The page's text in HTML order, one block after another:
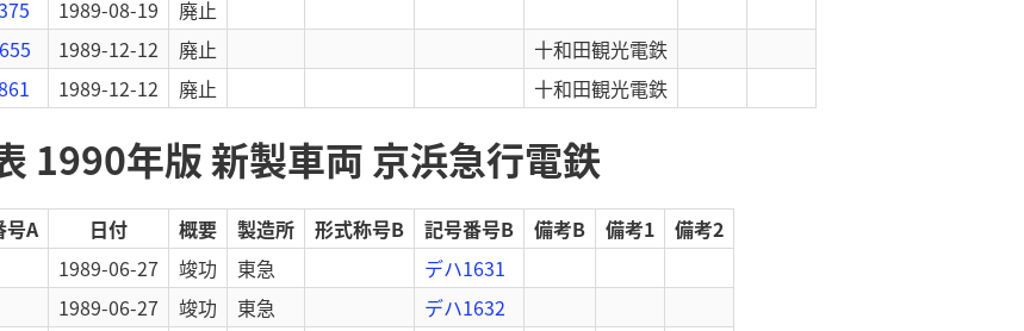
1989-08-19
廃止
1989-12-12 廃止
十和田観光電鉄
1989-12-12 廃止 十和田観光電鉄
1990年版 新製車両 京浜急行電鉄
号A 日付 概要 製造所 形式称号B 記号番号B 備考B 備考1
備考2
1989-06-27
竣功 東急
デハ1631
1989-06-27
竣功 東急
デハ1632